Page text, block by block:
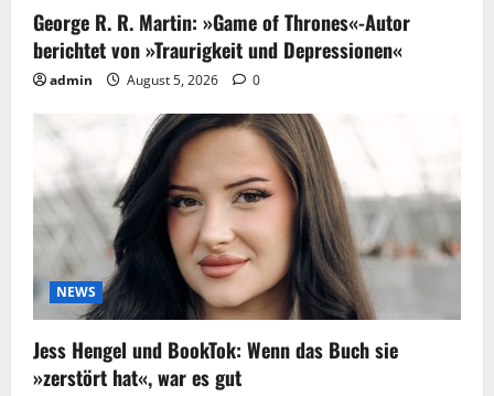
George R. R. Martin: »Game of Thrones«-Autor
berichtet von »Traurigkeit und Depressionen«
admin August 5, 2026 0
NEWS
Jess Hengel und BookTok: Wenn das Buch sie
»zerstört hat«, war es gut